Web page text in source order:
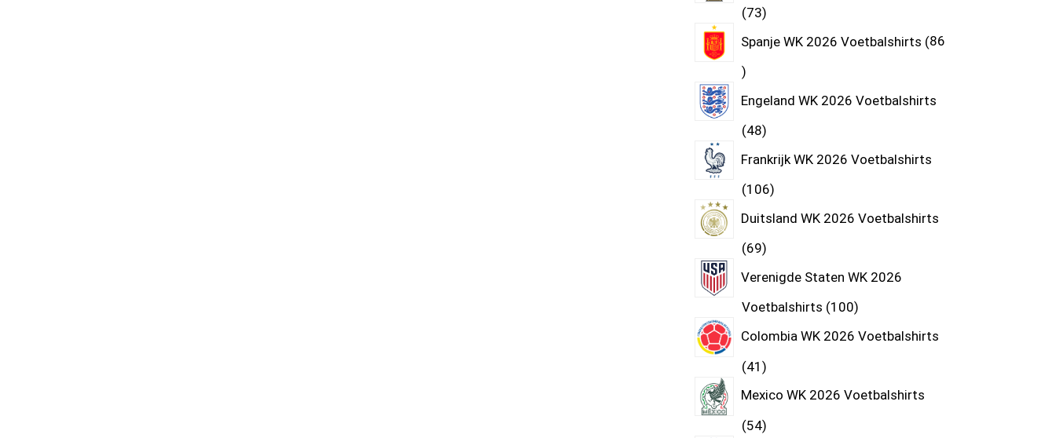
73
Spanje WK 2026 Voetbalshirts 86
Engeland WK 2026 Voetbalshirts
48
Frankrijk WK 2026 Voetbalshirts
106
Duitsland WK 2026 Voetbalshirts
69
Verenigde Staten WK 2026
Voetbalshirts 100
Colombia WK 2026 Voetbalshirts
41
Mexico WK 2026 Voetbalshirts
54